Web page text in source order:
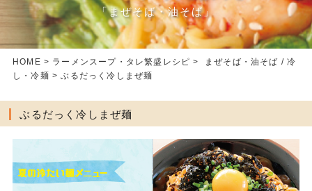
「まぜそば・油そば」
HOME > ラーメンスープ・タレ繁盛レシピ > まぜそば・油そば /冷
し・冷麺 > ぶるだっく冷しまぜ麺
ぶるだっく冷しまぜ麺